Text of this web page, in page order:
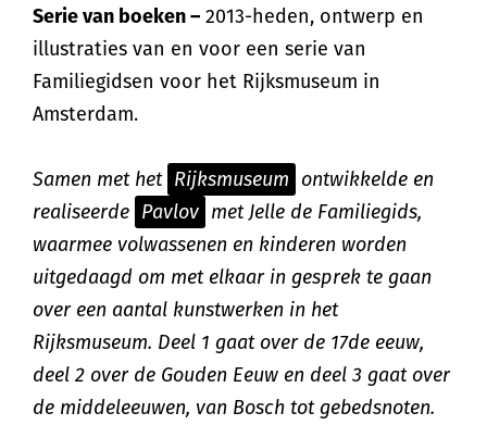
Serie van boeken – 2013-heden, ontwerp en
illustraties van en voor een serie van
Familiegidsen voor het Rijksmuseum in
Amsterdam.
Samen met het Rijksmuseum ontwikkelde en
realiseerde Pavlov met Jelle de Familiegids,
waarmee volwassenen en kinderen worden
uitgedaagd om met elkaar in gesprek te gaan
over een aantal kunstwerken in het
Rijksmuseum. Deel 1 gaat over de 17de eeuw,
deel 2 over de Gouden Eeuw en deel 3 gaat over
de middeleeuwen, van Bosch tot gebedsnoten.